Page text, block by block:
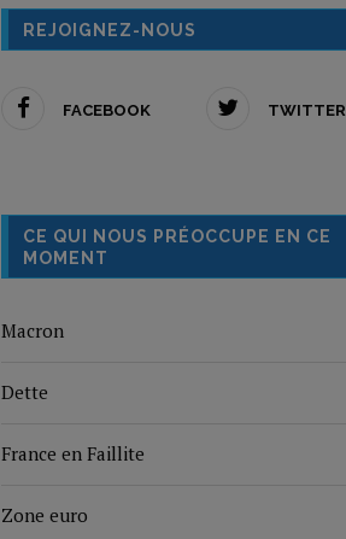
REJOIGNEZ-NOUS
FACEBOOK TWITTER
CE QUI NOUS PRÉOCCUPE EN CE
MOMENT
Macron
Dette
France en Faillite
Zone euro